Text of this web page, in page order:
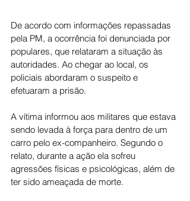
De acordo com informações repassadas
pela PM, a ocorrência foi denunciada por
populares, que relataram a situação às
autoridades. Ao chegar ao local, os
policiais abordaram o suspeito e
efetuaram a prisão.
A vítima informou aos militares que estava
sendo levada à força para dentro de um
carro pelo ex-companheiro. Segundo o
relato, durante a ação ela sofreu
agressões físicas e psicológicas, além de
ter sido ameaçada de morte.